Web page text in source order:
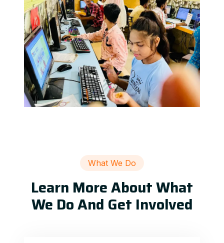
What We Do
Learn More About What
We Do And Get Involved